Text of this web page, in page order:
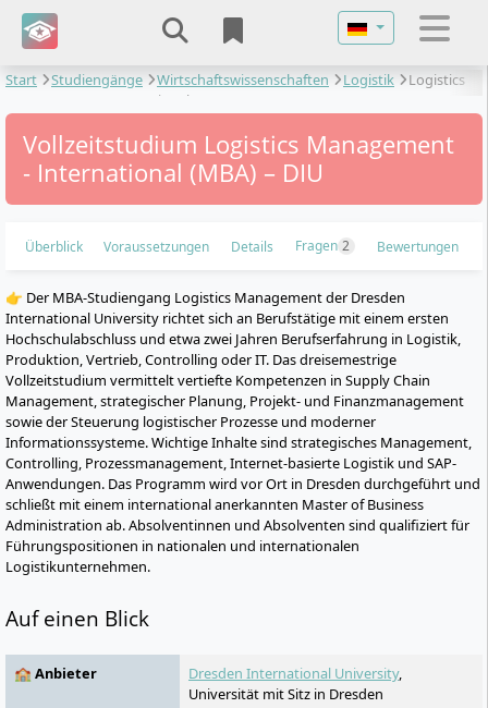
Sprache
Start Studiengänge Wirtschaftswissenschaften Logistik
Logistics
Management - International
Vollzeitstudium Logistics Management
- International (MBA) – DIU
Überblick Voraussetzungen Details Fragen 2 Bewertungen
👉 Der MBA-Studiengang Logistics Management der Dresden
International University richtet sich an Berufstätige mit einem ersten
Hochschulabschluss und etwa zwei Jahren Berufserfahrung in Logistik,
Produktion, Vertrieb, Controlling oder IT. Das dreisemestrige
Vollzeitstudium vermittelt vertiefte Kompetenzen in Supply Chain
Management, strategischer Planung, Projekt- und Finanzmanagement
sowie der Steuerung logistischer Prozesse und moderner
Informationssysteme. Wichtige Inhalte sind strategisches Management,
Controlling, Prozessmanagement, Internet-basierte Logistik und SAP-
Anwendungen. Das Programm wird vor Ort in Dresden durchgeführt und
schließt mit einem international anerkannten Master of Business
Administration ab. Absolventinnen und Absolventen sind qualifiziert für
Führungspositionen in nationalen und internationalen
Logistikunternehmen.
Auf einen Blick
🏫 Anbieter Dresden International University,
Universität mit Sitz in Dresden